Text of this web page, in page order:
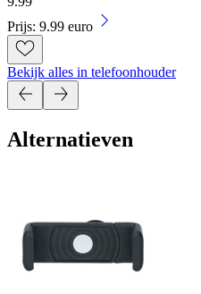
Prijs: 9.99 euro
Bekijk alles in telefoonhouder
Alternatieven